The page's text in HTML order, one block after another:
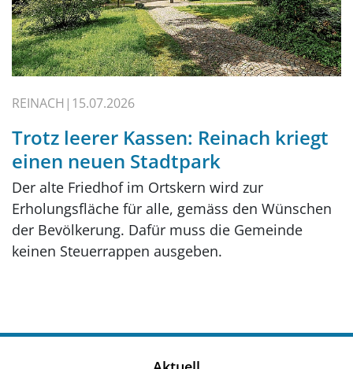
REINACH 15.07.2026
Trotz leerer Kassen: Reinach kriegt
einen neuen Stadtpark
Der alte Friedhof im Ortskern wird zur
Erholungsfläche für alle, gemäss den Wünschen
der Bevölkerung. Dafür muss die Gemeinde
keinen Steuerrappen ausgeben.